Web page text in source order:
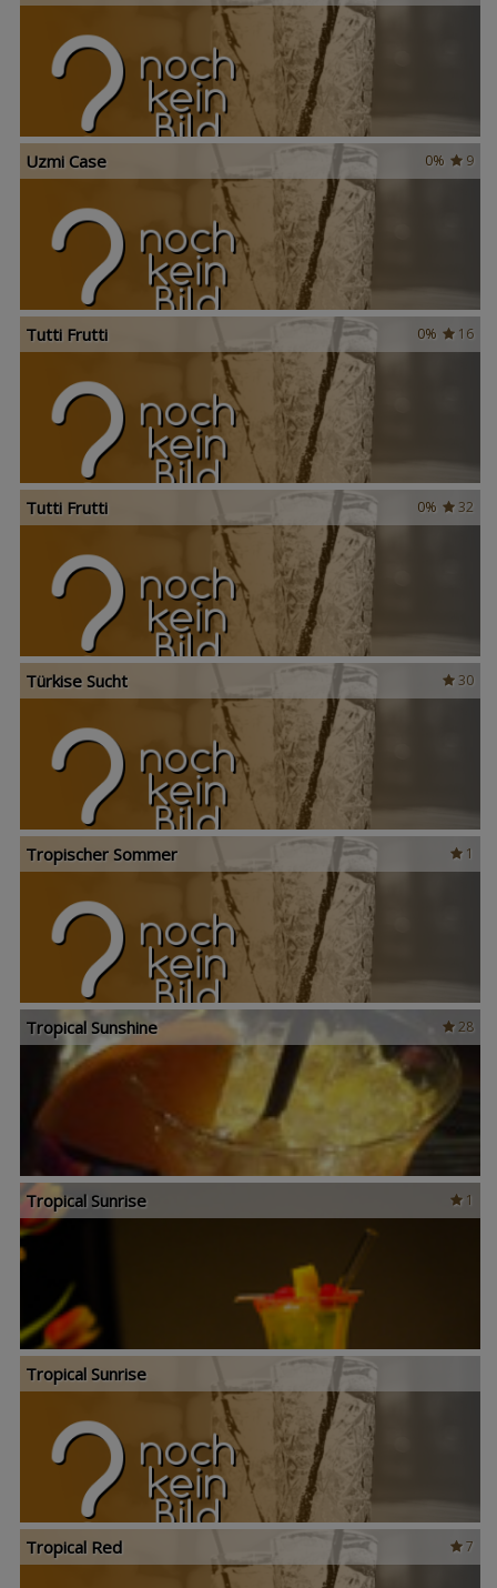
9
0%
Uzmi Case
16
0%
Tutti Frutti
32
0%
Tutti Frutti
30
Türkise Sucht
1
Tropischer Sommer
28
Tropical Sunshine
1
Tropical Sunrise
Tropical Sunrise
7
Tropical Red